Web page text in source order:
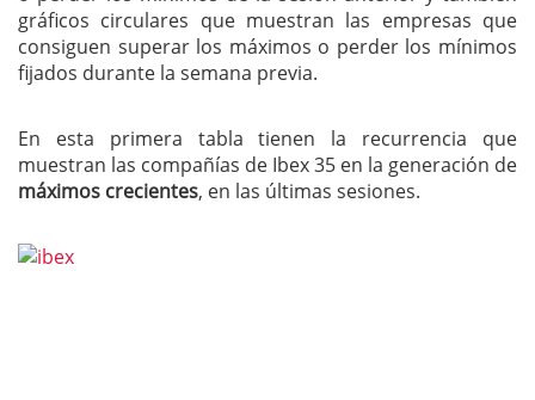
gráficos circulares que muestran las empresas que
consiguen superar los máximos o perder los mínimos
fijados durante la semana previa.
En esta primera tabla tienen la recurrencia que
muestran las compañías de Ibex 35 en la generación de
máximos crecientes, en las últimas sesiones.